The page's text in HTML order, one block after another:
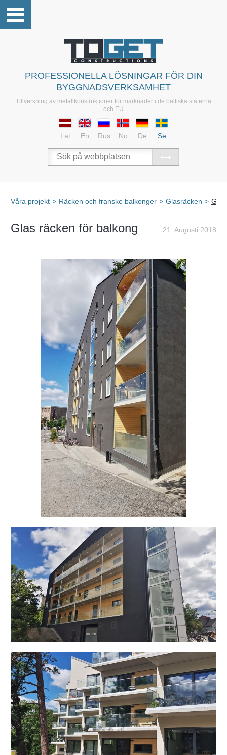
PROFESSIONELLA LÖSNINGAR FÖR DIN
BYGGNADSVERKSAMHET
Tillverkning av metallkonstruktioner för marknader i de baltiska staterna
och EU
Lat En Rus No De Se
Våra projekt > Räcken och franske balkonger > Glasräcken >
21. Augusti 2018
Glas räcken för balkong